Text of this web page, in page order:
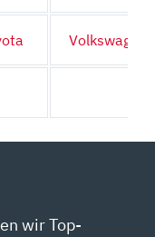
Volkswagen
wir Top-